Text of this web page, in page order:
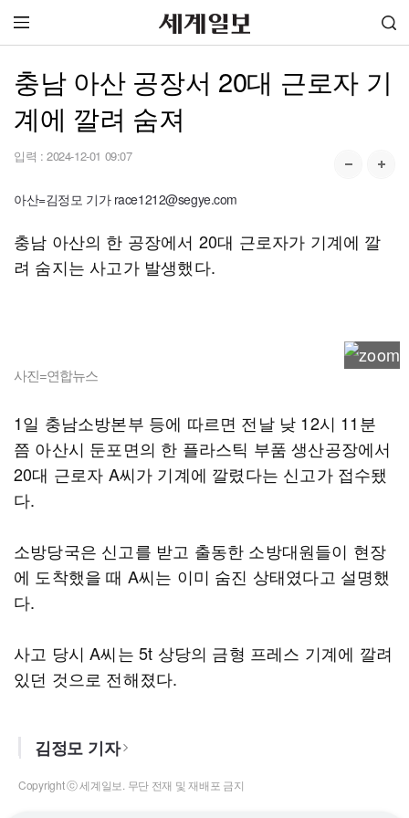
충남 아산 공장서 20대 근로자 기
계에 깔려 숨져
입력 : 2024-12-01 09:07
아산=김정모 기가 race1212@segye.com
충남 아산의 한 공장에서 20대 근로자가 기계에 깔
려 숨지는 사고가 발생했다.
사진=연합뉴스
1일 충남소방본부 등에 따르면 전날 낮 12시 11분
쯤 아산시 둔포면의 한 플라스틱 부품 생산공장에서
20대 근로자 A씨가 기계에 깔렸다는 신고가 접수됐
다.
소방당국은 신고를 받고 출동한 소방대원들이 현장
에 도착했을 때 A씨는 이미 숨진 상태였다고 설명했
다.
사고 당시 A씨는 5t 상당의 금형 프레스 기계에 깔려
있던 것으로 전해졌다.
김정모 기자
Copyright ⓒ 세계일보. 무단 전재 및 재배포 금지